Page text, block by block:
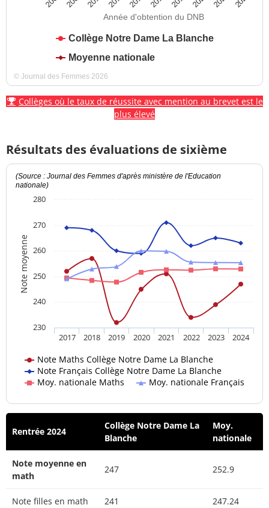
Année d'obtention du DNB
Collège Notre Dame La Blanche
Moyenne nationale
© Journal des Femmes 2026
Collèges où le taux de réussite avec mention au brevet est le
plus élevé
Résultats des évaluations de sixième
Note moyenne
(Source : Journal des Femmes d'après ministère de l'Education
nationale)
Note Maths Collège Notre Dame La Blanche
Note Français Collège Notre Dame La Blanche
Moy. nationale Maths
Moy. nationale Français
2017 2018 2019 2020 2021 2022 2023 2024
230
240
250
260
270
280
Rentrée 2024
Collège Notre Dame La
Blanche
Moy.
nationale
Note moyenne en
math
247 252.9
Note filles en math 241 247.24